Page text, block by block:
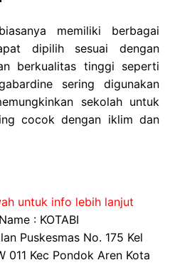
memiliki berbagai
dipilih sesuai dengan
berkualitas tinggi seperti
sering digunakan
sekolah untuk
cocok dengan iklim dan
untuk info lebih lanjut
: KOTABI
Puskesmas No. 175 Kel
011 Kec Pondok Aren Kota